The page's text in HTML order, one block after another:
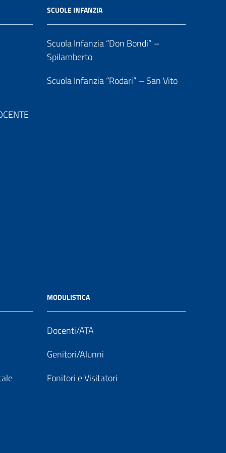
SCUOLE INFANZIA
Scuola Infanzia “Don Bondi” –
Spilamberto
Scuola Infanzia “Rodari” – San Vito
MODULISTICA
Docenti/ATA
Genitori/Alunni
Fonitori e Visitatori